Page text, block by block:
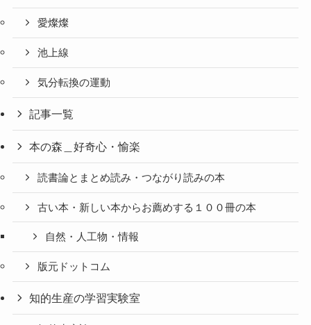
愛燦燦
池上線
気分転換の運動
記事一覧
本の森＿好奇心・愉楽
読書論とまとめ読み・つながり読みの本
古い本・新しい本からお薦めする１００冊の本
自然・人工物・情報
版元ドットコム
知的生産の学習実験室